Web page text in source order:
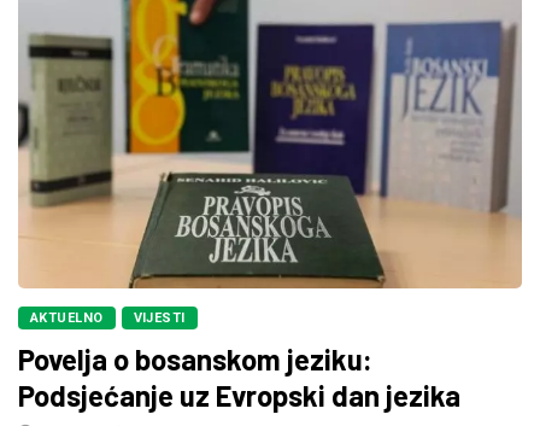
AKTUELNO VIJESTI
Povelja o bosanskom jeziku:
Podsjećanje uz Evropski dan jezika